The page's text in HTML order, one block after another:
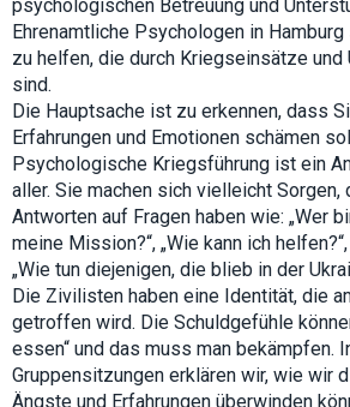
psychologischen Betreuung und
Ehrenamtliche Psychologen in
zu helfen, die durch Kriegseinsätze
sind.
Die Hauptsache ist zu erkennen, dass
Erfahrungen und Emotionen schämen
Psychologische Kriegsführung ist ein
aller. Sie machen sich vielleicht Sorgen,
Antworten auf Fragen haben wie: „Wer
meine Mission?“, „Wie kann ich
„Wie tun diejenigen, die blieb in der
Die Zivilisten haben eine Identität, die
getroffen wird. Die Schuldgefühle
essen“ und das muss man bekämpfen.
Gruppensitzungen erklären wir, wie wir
Ängste und Erfahrungen überwinden
In
to
as
will